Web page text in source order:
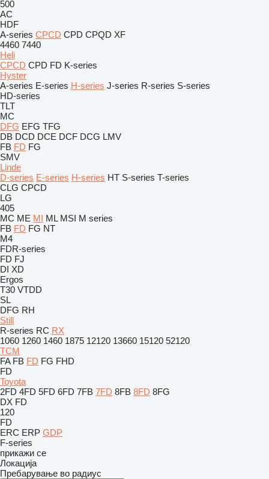
500
AC
HDF
A-series CPCD CPD CPQD XF
4460 7440
Heli
CPCD CPD FD K-series
Hyster
A-series E-series H-series J-series R-series S-series
HD-series
TLT
MC
DFG EFG TFG
DB DCD DCE DCF DCG LMV
FB FD FG
SMV
Linde
D-series E-series H-series HT S-series T-series
CLG CPCD
LG
405
MC ME MI ML MSI M series
FB FD FG NT
M4
FDR-series
FD FJ
DI XD
Ergos
T30 VTDD
SL
DFG RH
Still
R-series RC RX
1060 1260 1460 1875 12120 13660 15120 52120
TCM
FA FB FD FG FHD
FD
Toyota
2FD 4FD 5FD 6FD 7FB 7FD 8FB 8FD 8FG
DX FD
120
FD
ERC ERP GDP
F-series
прикажи се
Локација
Пребарување во радиус